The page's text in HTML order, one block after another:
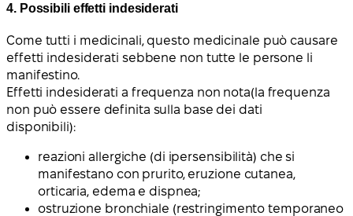
4. Possibili effetti indesiderati
Come tutti i medicinali, questo medicinale può causare
effetti indesiderati sebbene non tutte le persone li
manifestino.
Effetti indesiderati a frequenza non nota(la frequenza
non può essere definita sulla base dei dati
disponibili):
reazioni allergiche (di ipersensibilità) che si
manifestano con prurito, eruzione cutanea,
orticaria, edema e dispnea;
ostruzione bronchiale (restringimento temporaneo